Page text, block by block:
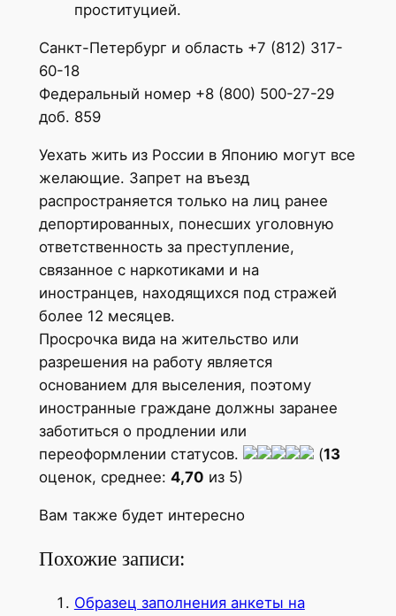
проституцией.
Санкт-Петербург и область +7 (812) 317-
60-18
Федеральный номер +8 (800) 500-27-29
доб. 859
Уехать жить из России в Японию могут все
желающие. Запрет на въезд
распространяется только на лиц ранее
депортированных, понесших уголовную
ответственность за преступление,
связанное с наркотиками и на
иностранцев, находящихся под стражей
более 12 месяцев.
Просрочка вида на жительство или
разрешения на работу является
основанием для выселения, поэтому
иностранные граждане должны заранее
заботиться о продлении или
переоформлении статусов.
(13
оценок, среднее: 4,70 из 5)
Вам также будет интересно
Похожие записи:
Образец заполнения анкеты на